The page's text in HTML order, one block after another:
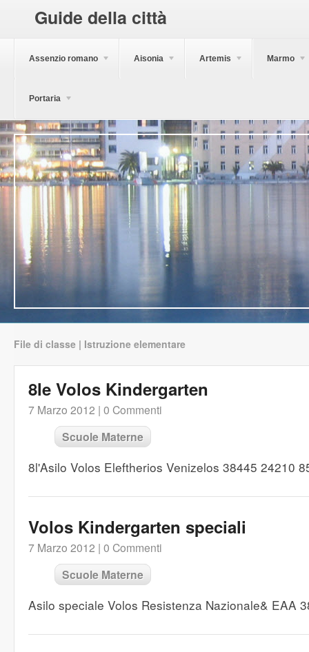
Guide della città
Assenzio romano Aisonia Artemis Marmo
Portaria
File di classe | Istruzione elementare
8le Volos Kindergarten
7 Marzo 2012 | 0 Commenti
Scuole Materne
8l'Asilo Volos Eleftherios Venizelos 38445 24210
Volos Kindergarten speciali
7 Marzo 2012 | 0 Commenti
Scuole Materne
Asilo speciale Volos Resistenza Nazionale& EAA